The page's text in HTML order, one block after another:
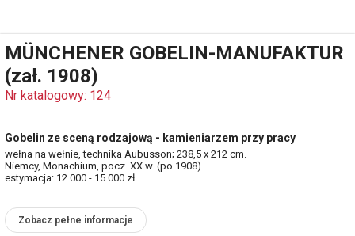
MÜNCHENER GOBELIN-MANUFAKTUR
(zał. 1908)
Nr katalogowy: 124
Gobelin ze sceną rodzajową - kamieniarzem przy pracy
wełna na wełnie, technika Aubusson; 238,5 x 212 cm.
Niemcy, Monachium, pocz. XX w. (po 1908).
estymacja: 12 000 - 15 000 zł
Zobacz pełne informacje